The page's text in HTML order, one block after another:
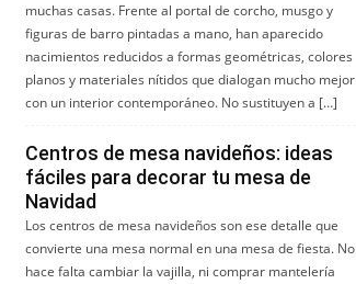
muchas casas. Frente al portal de corcho, musgo y
figuras de barro pintadas a mano, han aparecido
nacimientos reducidos a formas geométricas, colores
planos y materiales nítidos que dialogan mucho mejor
con un interior contemporáneo. No sustituyen a […]
Centros de mesa navideños: ideas
fáciles para decorar tu mesa de
Navidad
Los centros de mesa navideños son ese detalle que
convierte una mesa normal en una mesa de fiesta. No
hace falta cambiar la vajilla, ni comprar mantelería